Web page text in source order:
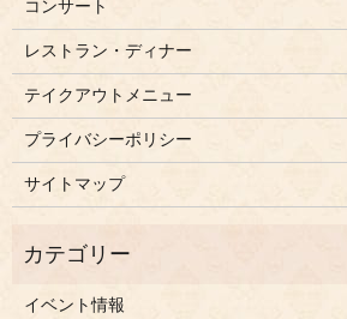
コンサート
レストラン・ディナー
テイクアウトメニュー
プライバシーポリシー
サイトマップ
イベント情報